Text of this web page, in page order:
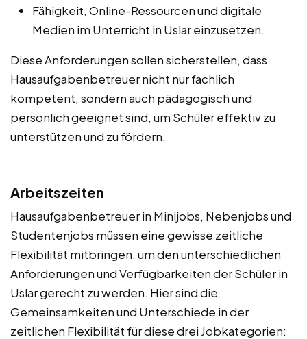
Fähigkeit, Online-Ressourcen und digitale
Medien im Unterricht in Uslar einzusetzen.
Diese Anforderungen sollen sicherstellen, dass
Hausaufgabenbetreuer nicht nur fachlich
kompetent, sondern auch pädagogisch und
persönlich geeignet sind, um Schüler effektiv zu
unterstützen und zu fördern.
Arbeitszeiten
Hausaufgabenbetreuer in Minijobs, Nebenjobs und
Studentenjobs müssen eine gewisse zeitliche
Flexibilität mitbringen, um den unterschiedlichen
Anforderungen und Verfügbarkeiten der Schüler in
Uslar gerecht zu werden. Hier sind die
Gemeinsamkeiten und Unterschiede in der
zeitlichen Flexibilität für diese drei Jobkategorien: